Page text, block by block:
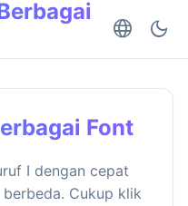
language dark_mode
Font
I dengan cepat
Cukup klik